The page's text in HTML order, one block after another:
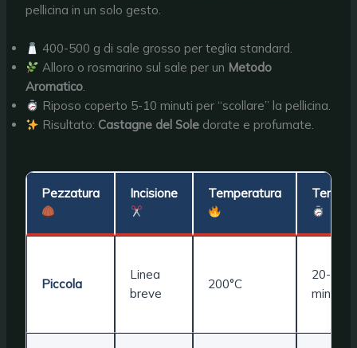
pellicina in un solo gesto.
400-500 g di sale grosso per teglia standard.
Alloro o rosmarino sul sale per un Metodo
Aromatico.
Riposo coperto 5-10 minuti per “scollare” la pellicina.
Risultato: Castagne del Sole dorate e profumate.
Pezzatura Incisione Temperatura Tempo
Piccola
Linea
breve
200°C
20-25
min